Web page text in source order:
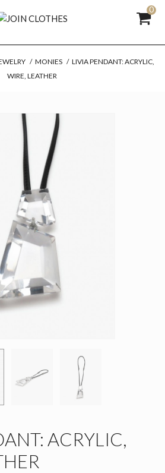
0
/ MONIES / LIVIA PENDANT: ACRYLIC,
WIRE, LEATHER
ACRYLIC,